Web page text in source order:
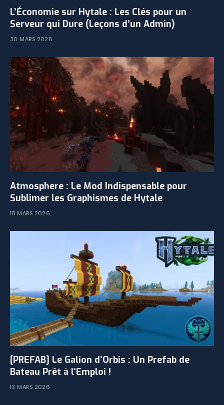
L’Économie sur Hytale : Les Clés pour un
Serveur qui Dure (Leçons d’un Admin)
30 MARS 2026
Atmosphere : Le Mod Indispensable pour
Sublimer les Graphismes de Hytale
18 MARS 2026
[PREFAB] Le Galion d’Orbis : Un Prefab de
Bateau Prêt à l’Emploi !
13 MARS 2026